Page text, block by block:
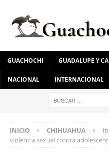
GUACHOCHI GUADALUPE Y
NACIONAL INTERNACIONAL
INICIO CHIHUAHUA
violencia sexual contra